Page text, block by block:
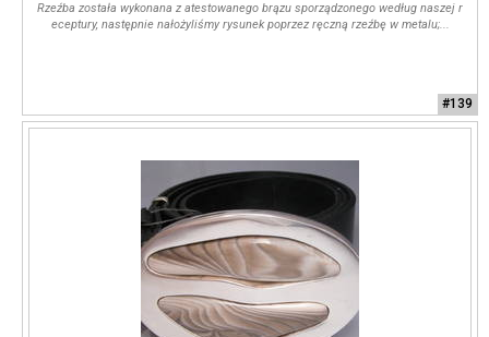
Rzeźba została wykonana z atestowanego brązu sporządzonego według naszej r
eceptury, następnie nałożyliśmy rysunek poprzez ręczną rzeźbę w metalu;...
#139